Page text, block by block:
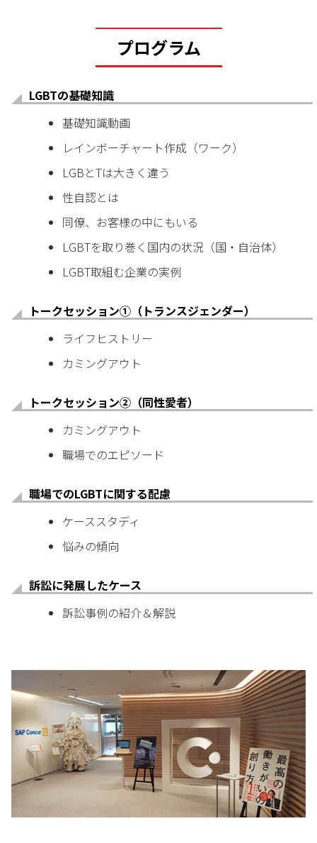
プログラム
LGBTの基礎知識
基礎知識動画
レインボーチャート作成（ワーク）
LGBとTは大きく違う
性自認とは
同僚、お客様の中にもいる
LGBTを取り巻く国内の状況（国・自治体）
LGBT取組む企業の実例
トークセッション①（トランスジェンダー）
ライフヒストリー
カミングアウト
トークセッション②（同性愛者）
カミングアウト
職場でのエピソード
職場でのLGBTに関する配慮
ケーススタディ
悩みの傾向
訴訟に発展したケース
訴訟事例の紹介＆解説